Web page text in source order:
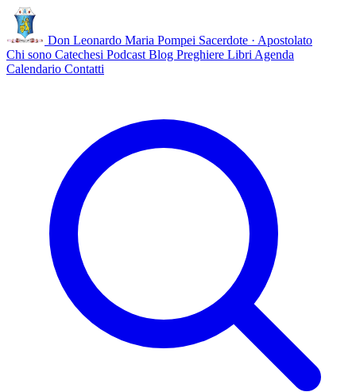
Don Leonardo Maria Pompei Sacerdote · Apostolato
Chi sono Catechesi Podcast Blog Preghiere Libri Agenda
Calendario Contatti